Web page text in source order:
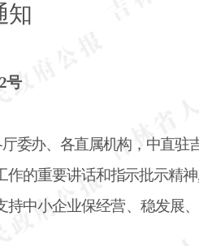
知
号
委办、各直属机构，中直驻
作的重要讲话和指示批示精神
中小企业保经营、稳发展